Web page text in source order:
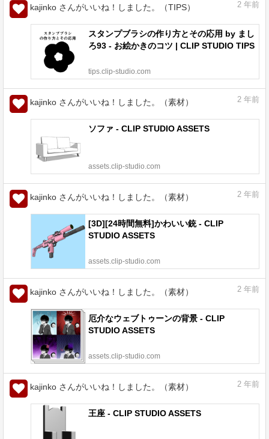
kajinko さんがいいね！しました。（TIPS） 2 年前
スタンプブラシの作り方とその応用 by まし
ろ93 - お絵かきのコツ | CLIP STUDIO TIPS
tips.clip-studio.com
kajinko さんがいいね！しました。（素材） 2 年前
ソファ - CLIP STUDIO ASSETS
assets.clip-studio.com
kajinko さんがいいね！しました。（素材） 2 年前
[3D][24時間無料]かわいい銃 - CLIP
STUDIO ASSETS
assets.clip-studio.com
kajinko さんがいいね！しました。（素材） 2 年前
厄介なウェブトゥーンの背景 - CLIP
STUDIO ASSETS
assets.clip-studio.com
kajinko さんがいいね！しました。（素材） 2 年前
王座 - CLIP STUDIO ASSETS